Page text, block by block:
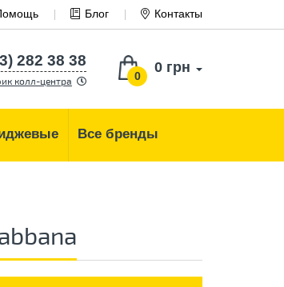
Блог Контакты
0
0 грн
282 38 38
колл-центра
Все бренды